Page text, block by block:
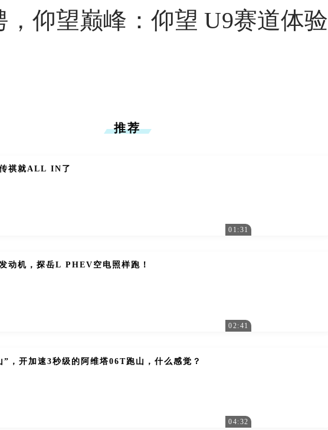
，仰望巅峰：仰望 U9赛道体验
推荐
祺就ALL IN了
01:31
动机，探岳L PHEV空电照样跑！
02:41
”，开加速3秒级的阿维塔06T跑山，什么感觉？
04:32